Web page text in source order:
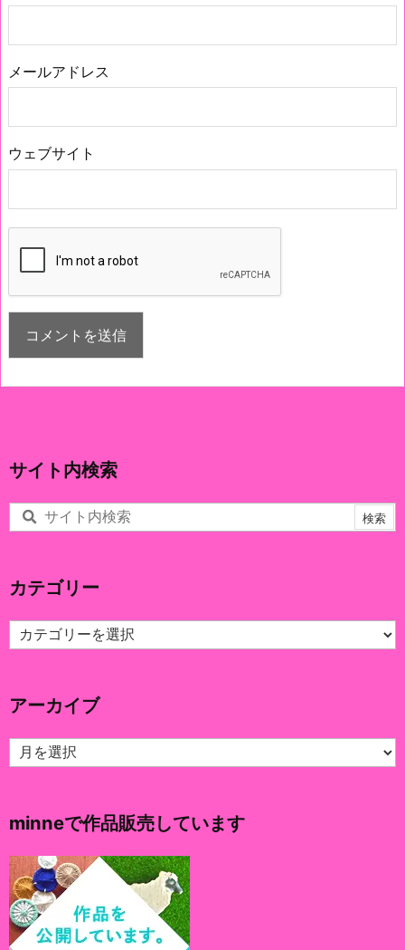
メールアドレス
ウェブサイト
サイト内検索
カテゴリー
カ
テ
ー
アーカイブ
ア
ー
ブ
minneで作品販売しています